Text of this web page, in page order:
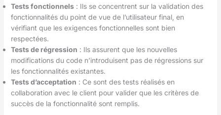
Tests fonctionnels: Ils se concentrent sur la validation des
fonctionnalités du point de vue de l’utilisateur final, en
vérifiant que les exigences fonctionnelles sont bien
respectées.
Tests de régression : Ils assurent que les nouvelles
modifications du code n’introduisent pas de régressions sur
les fonctionnalités existantes.
Tests d’acceptation : Ce sont des tests réalisés en
collaboration avec le client pour valider que les critères de
succès de la fonctionnalité sont remplis.